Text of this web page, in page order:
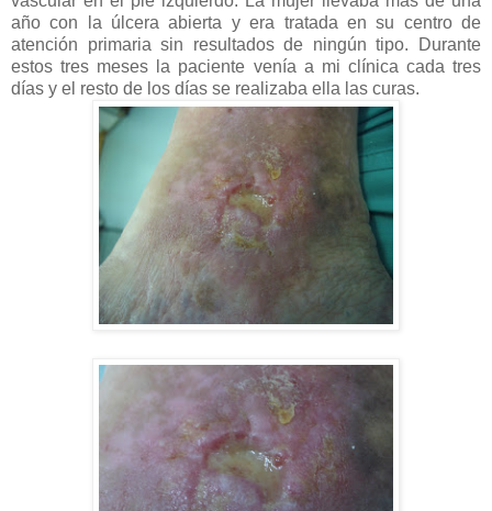
año con la úlcera abierta y era tratada en su centro de
atención primaria sin resultados de ningún tipo. Durante
estos tres meses la paciente venía a mi clínica cada tres
días y el resto de los días se realizaba ella las curas.